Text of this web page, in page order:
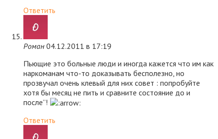
Ответить
Роман 04.12.2011 в 17:19
Пьющие это больные люди и иногда кажется что им как
наркоманам что-то доказывать бесполезно, но
прозвучал очень клевый для них совет : попробуйте
хотя бы месяц не пить и сравните состояние до и
после”!
Ответить